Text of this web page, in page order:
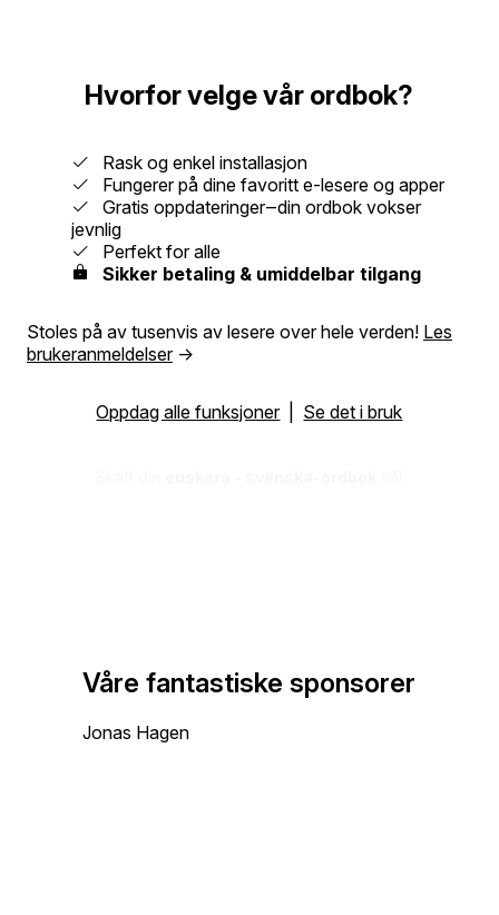
Hvorfor velge vår ordbok?
Rask og enkel installasjon
Fungerer på dine favoritt e-lesere og apper
Gratis oppdateringer‒din ordbok vokser
jevnlig
Perfekt for alle
Sikker betaling & umiddelbar tilgang
Stoles på av tusenvis av lesere over hele verden! Les
brukeranmeldelser→
Oppdag alle funksjoner| Se det i bruk
Våre fantastiske sponsorer
Jonas Hagen